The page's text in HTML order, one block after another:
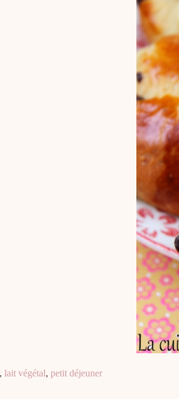
, lait végétal, petit déjeuner